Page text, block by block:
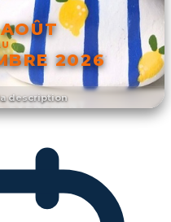
description
2026